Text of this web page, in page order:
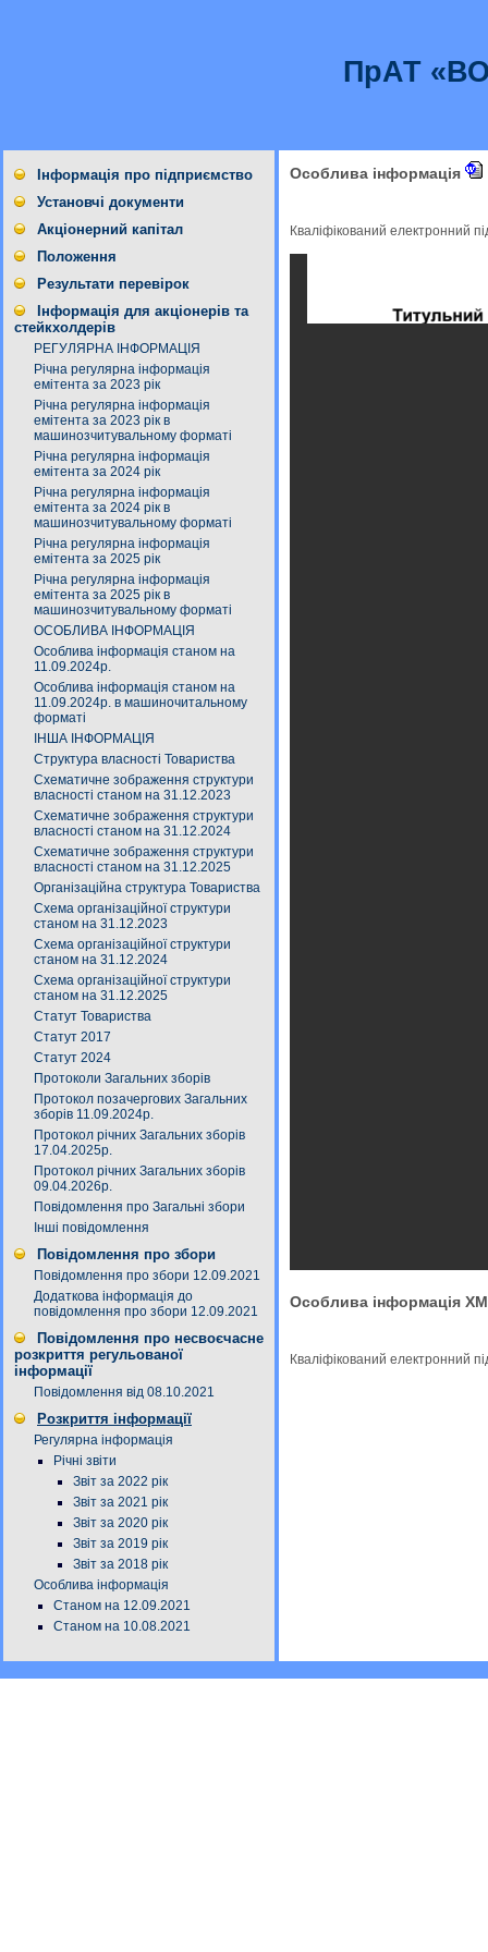
ПрАТ
Інформація про підприємство
Установчі документи
Акціонерний капітал
Положення
Результати перевірок
Інформація для акціонерів та
стейкхолдерів
РЕГУЛЯРНА ІНФОРМАЦІЯ
Річна регулярна інформація
емітента за 2023 рік
Річна регулярна інформація
емітента за 2023 рік в
машинозчитувальному форматі
Річна регулярна інформація
емітента за 2024 рік
Річна регулярна інформація
емітента за 2024 рік в
машинозчитувальному форматі
Річна регулярна інформація
емітента за 2025 рік
Річна регулярна інформація
емітента за 2025 рік в
машинозчитувальному форматі
ОСОБЛИВА ІНФОРМАЦІЯ
Особлива інформація станом на
11.09.2024р.
Особлива інформація станом на
11.09.2024р. в машиночитальному
форматі
ІНША ІНФОРМАЦІЯ
Структура власності Товариства
Схематичне зображення структури
власності станом на 31.12.2023
Схематичне зображення структури
власності станом на 31.12.2024
Схематичне зображення структури
власності станом на 31.12.2025
Організаційна структура Товариства
Схема організаційної структури
станом на 31.12.2023
Схема організаційної структури
станом на 31.12.2024
Схема організаційної структури
станом на 31.12.2025
Статут Товариства
Статут 2017
Статут 2024
Протоколи Загальних зборів
Протокол позачергових Загальних
зборів 11.09.2024р.
Протокол річних Загальних зборів
17.04.2025р.
Протокол річних Загальних зборів
09.04.2026р.
Повідомлення про Загальні збори
Інші повідомлення
Повідомлення про збори
Повідомлення про збори 12.09.2021
Додаткова інформація до
повідомлення про збори 12.09.2021
Повідомлення про несвоєчасне
розкриття регульованої
інформації
Повідомлення від 08.10.2021
Розкриття інформації
Регулярна інформація
Річні звіти
Звіт за 2022 рік
Звіт за 2021 рік
Звіт за 2020 рік
Звіт за 2019 рік
Звіт за 2018 рік
Особлива інформація
Станом на 12.09.2021
Станом на 10.08.2021
Особлива інформація
Кваліфікований електронний
Особлива інформація
Кваліфікований електронний